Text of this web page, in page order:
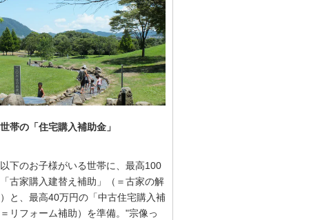
帯の「住宅購入補助金」
下のお子様がいる世帯に、最高100
古家購入建替え補助」（＝古家の解
と、最高40万円の「中古住宅購入補
リフォーム補助）を準備。"宗像っ